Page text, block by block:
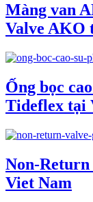
Màng van
Valve AKO
Ống bọc
Tideflex tại
Non-
Viet Nam